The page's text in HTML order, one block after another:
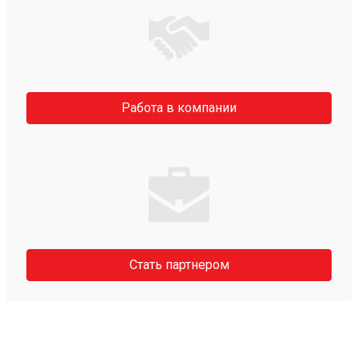
Работа в компании
Стать партнером